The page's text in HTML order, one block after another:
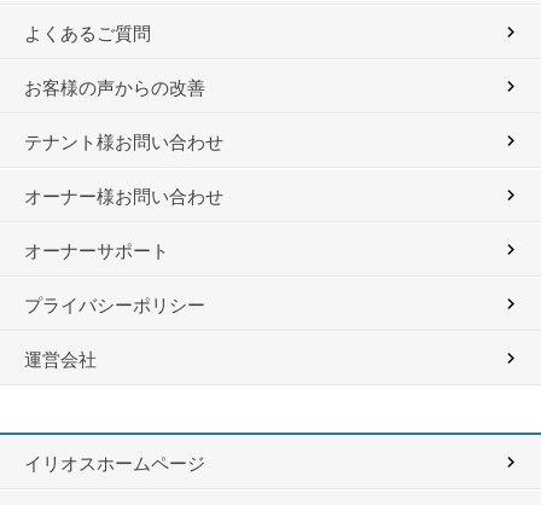
よくあるご質問
お客様の声からの改善
テナント様お問い合わせ
オーナー様お問い合わせ
オーナーサポート
プライバシーポリシー
運営会社
イリオスホームページ